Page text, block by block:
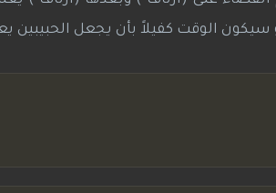
الوقت كفيلاً بأن يجعل الحبيبين